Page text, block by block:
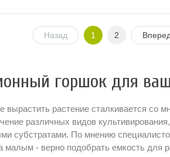
Назад 1 2 Вперед
горшок для
растение сталкивается со
различных видов
субстратами. По мнению
малым - верно подобрать емкость для